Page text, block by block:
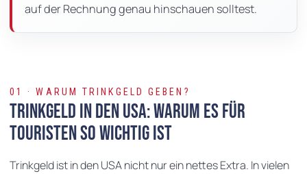
auf der Rechnung genau hinschauen solltest.
01 · WARUM TRINKGELD GEBEN?
Trinkgeld in den USA: Warum es für
Touristen so wichtig ist
Trinkgeld ist in den USA nicht nur ein nettes Extra. In vielen